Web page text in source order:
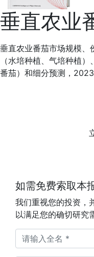
垂直农业
垂直农业番茄市场规模、
（水培种植、气培种植
番茄）和细分预测，
如需免费索取本
我们重视您的投资，
以满足您的确切研究